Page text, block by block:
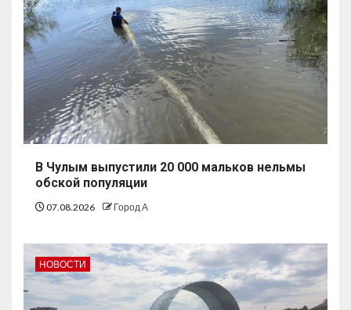
В Чулым выпустили 20 000 мальков нельмы
обской популяции
07.08.2026 Город А
НОВОСТИ